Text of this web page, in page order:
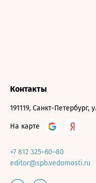
Контакты
191119, Санкт-Петербург,
На карте
+7 812 325–60–80
editor@spb.vedomosti.ru